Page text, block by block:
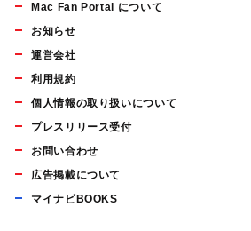
Mac Fan Portal について
お知らせ
運営会社
利用規約
個人情報の取り扱いについて
プレスリリース受付
お問い合わせ
広告掲載について
マイナビBOOKS